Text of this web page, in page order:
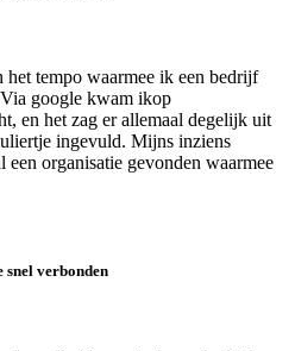
tempo waarmee ik een bedrijf
google kwam ikop
en het zag er allemaal degelijk uit
ingevuld. Mijns inziens
organisatie gevonden waarmee
snel verbonden